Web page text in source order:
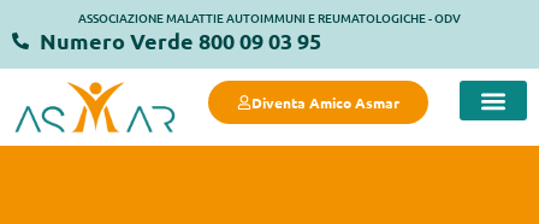
ASSOCIAZIONE MALATTIE AUTOIMMUNI E REUMATOLOGICHE - ODV
Numero Verde 800 09 03 95
Diventa Amico Asmar